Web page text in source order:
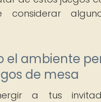
considerar
el ambiente
de mesa
a tus